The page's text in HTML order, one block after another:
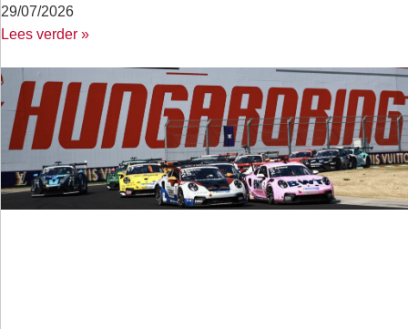
29/07/2026
Lees verder »